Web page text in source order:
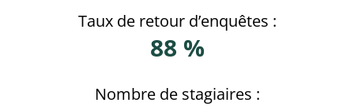
Nombre de stagiaires :
Taux de retour d’enquêtes :
88 %